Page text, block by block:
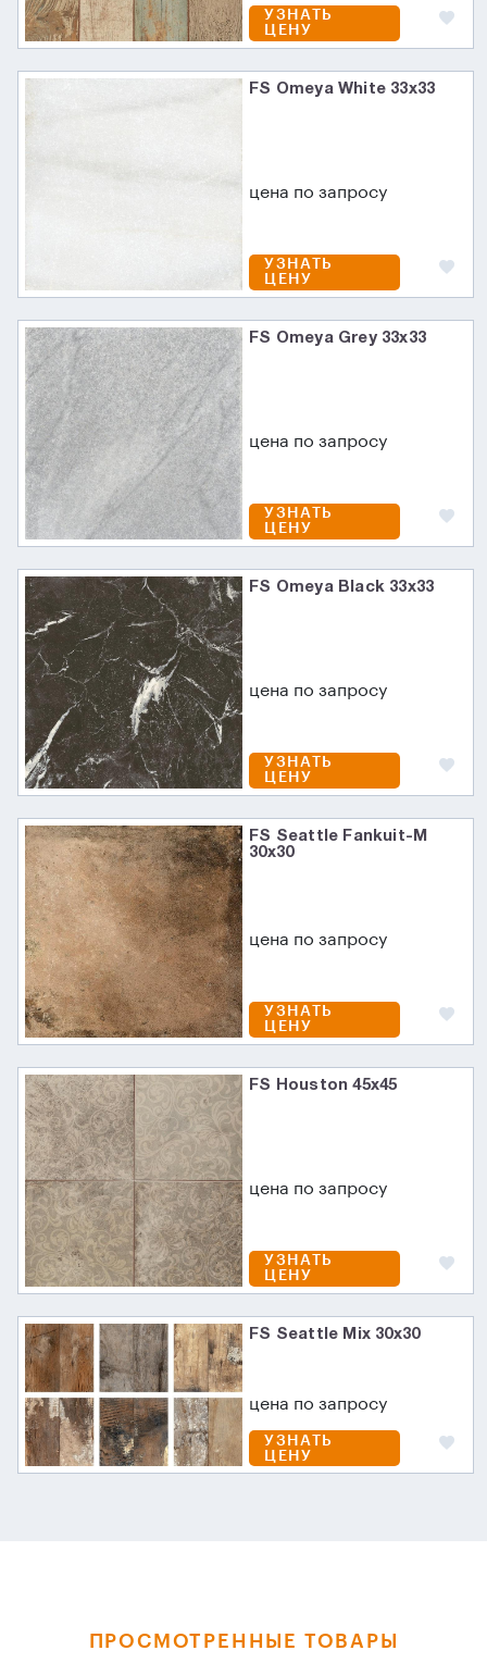
УЗНАТЬ
ЦЕНУ
FS Omeya White 33x33
цена по запросу
УЗНАТЬ
ЦЕНУ
FS Omeya Grey 33x33
цена по запросу
УЗНАТЬ
ЦЕНУ
FS Omeya Black 33x33
цена по запросу
УЗНАТЬ
ЦЕНУ
FS Seattle Fankuit-M
30x30
цена по запросу
УЗНАТЬ
ЦЕНУ
FS Houston 45x45
цена по запросу
УЗНАТЬ
ЦЕНУ
FS Seattle Mix 30x30
цена по запросу
УЗНАТЬ
ЦЕНУ
ПРОСМОТРЕННЫЕ ТОВАРЫ